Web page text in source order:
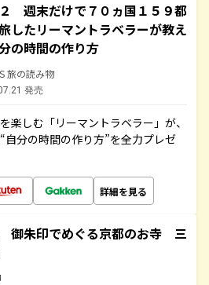
週末だけで７０ヵ国１５９都
したリーマントラベラーが教え
の時間の作り方
旅の読み物
発売
楽しむ「リーマントラベラー」が、
自分の時間の作り方”を全力プレゼ
詳細を見る
御朱印でめぐる京都のお寺 三